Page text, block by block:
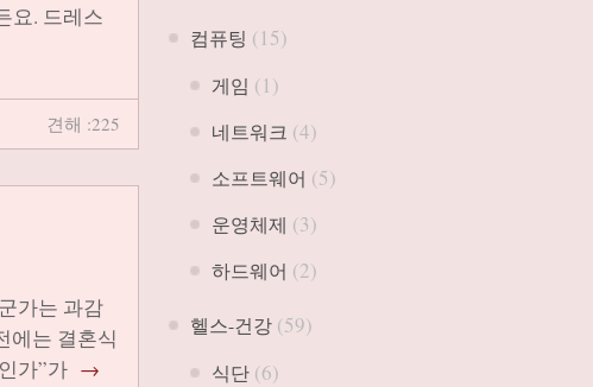
요. 드레스
견해 :225
가는 과감
에는 결혼식
가”가 →
컴퓨팅 (15)
게임 (1)
네트워크 (4)
소프트웨어 (5)
운영체제 (3)
하드웨어 (2)
헬스-건강 (59)
식단 (6)